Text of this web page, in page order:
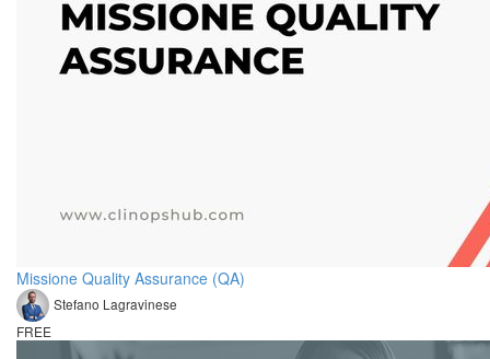
Missione Quality Assurance (QA)
Stefano Lagravinese
FREE